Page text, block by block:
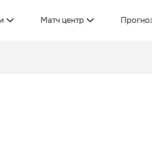
Матч центр